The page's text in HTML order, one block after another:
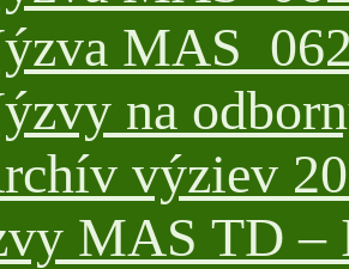
na
výziev
MAS TD –